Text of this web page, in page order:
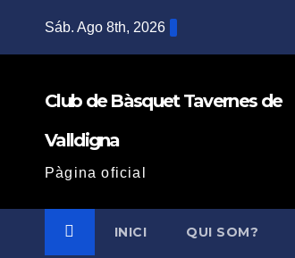
Sáb. Ago 8th, 2026
Club de Bàsquet Tavernes de
Valldigna
Pàgina oficial
INICI QUI SOM?